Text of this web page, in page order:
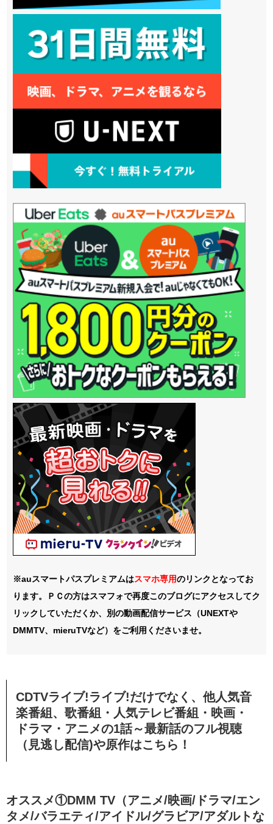
※auスマートパスプレミアムはスマホ専用のリンクとなってお
ります。ＰＣの方はスマフォで再度このブログにアクセスしてク
リックしていただくか、別の動画配信サービス（UNEXTや
DMMTV、mieruTVなど）をご利用くださいませ。
CDTVライブ!ライブ!だけでなく、他人気音
楽番組、歌番組・人気テレビ番組・映画・
ドラマ・アニメの1話～最新話のフル視聴
（見逃し配信)や原作はこちら！
オススメ①DMM TV（アニメ/映画/ドラマ/エン
タメ/バラエティ/アイドル/グラビア/アダルトな